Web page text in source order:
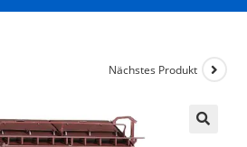
Nächstes Produkt